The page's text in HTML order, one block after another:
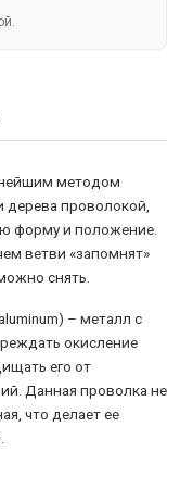
методом
проволокой,
форму и положение.
ветви «запомнят»
снять.
– металл с
окисление
его от
Данная проволка не
что делает ее